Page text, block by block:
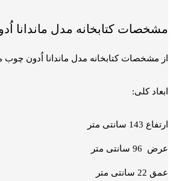
مشخصات کتابخانه مدل ماندانا
از مشخصات کتابخانه مدل ماندانا اُدون چوب
ابعاد کلی:
ارتفاع 143 سانتی متر
عرض 96 سانتی متر
عمق 22 سانتی متر